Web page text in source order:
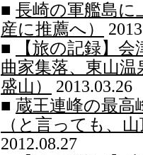
■ 長崎の軍艦島に
産に推薦へ）
■
【旅の記録】
曲家集落、東山
盛山）
2013.03.26
■ 蔵王連峰の最高
（と言っても、
2012.08.27